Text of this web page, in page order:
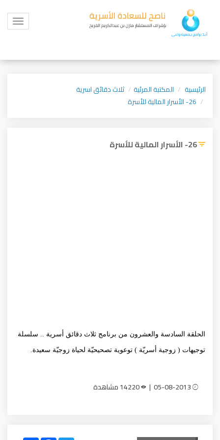
Toggle
الرئيسية المكتبة المرئية
ثلاث دقائق اسرية
26- الأسرار المالية للأسرة
الحلقة السادسة والعشرون من برنامج ثلاث دقائق أسرية .. سلسلة
توجيهات ( زوجية أسريّة ) توعوية تصحيحيّة لحياة زوجيّة سعيدة.